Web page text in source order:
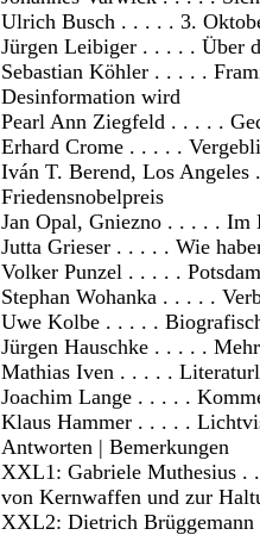
Ulrich Busch . . . . . 3.
Jürgen Leibiger . . . . . Über
Sebastian Köhler . . . . .
Desinformation wird
Pearl Ann Ziegfeld . . . . .
Erhard Crome . . . . .
Iván T. Berend, Los
Friedensnobelpreis
Jan Opal, Gniezno . . . . . Im
Jutta Grieser . . . . . Wie
Volker Punzel . . . . .
Stephan Wohanka . . . . .
Uwe Kolbe . . . . .
Jürgen Hauschke . . . . .
Mathias Iven . . . . .
Joachim Lange . . . . .
Klaus Hammer . . . . .
Antworten | Bemerkungen
XXL1: Gabriele Muthesius .
von Kernwaffen und zur
XXL2: Dietrich Brüggemann